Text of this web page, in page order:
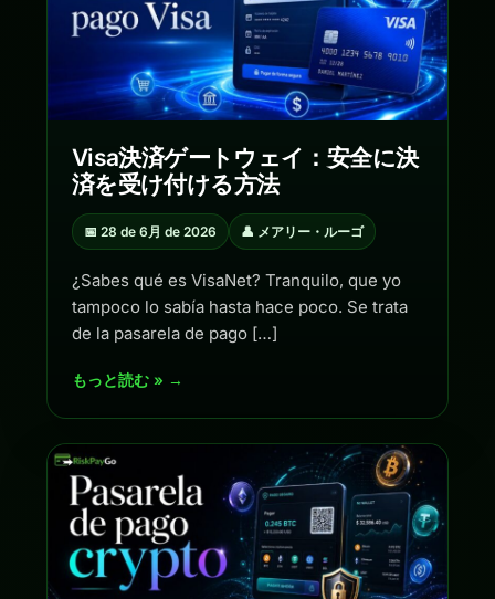
Visa決済ゲートウェイ：安全に決
済を受け付ける方法
📅 28 de 6月 de 2026 👤 メアリー・ルーゴ
¿Sabes qué es VisaNet? Tranquilo, que yo
tampoco lo sabía hasta hace poco. Se trata
de la pasarela de pago […]
もっと読む » →